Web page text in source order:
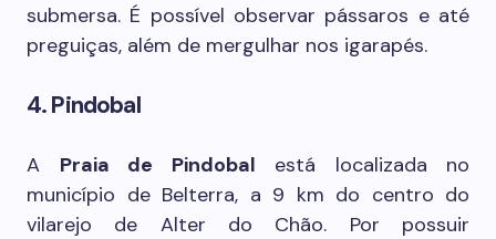
submersa. É possível observar pássaros e até
preguiças, além de mergulhar nos igarapés.
4. Pindobal
A Praia de Pindobal está localizada no
município de Belterra, a 9 km do centro do
vilarejo de Alter do Chão. Por possuir